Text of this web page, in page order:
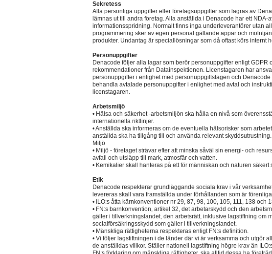
Sekretess
Alla personliga uppgifter eller företagsuppgifter som lagras av
lämnas ut till andra företag. Alla anställda i Denacode har ett NDA-
informationsspridning. Normalt finns inga underleverantörer utan
programmering sker av egen personal gällande appar och
produkter. Undantag är speciallösningar som då oftast körs internt
Personuppgifter
Denacode följer alla lagar som berör personuppgifter enligt GDPR
rekommendationer från Datainspektionen. Licenstagaren har
personuppgifter i enlighet med personuppgiftslagen och Denacode
behandla avtalade personuppgifter i enlighet med avtal och
licenstagaren.
Arbetsmiljö
• Hälsa och säkerhet -arbetsmiljön ska hålla en nivå som
internationella riktlinjer.
• Anställda ska informeras om de eventuella hälsorisker som
anställda ska ha tillgång till och använda relevant skyddsutrustning.
Miljö
• Miljö - företaget strävar efter att minska såväl sin energi- och
avfall och utsläpp till mark, atmosfär och vatten.
• Kemikalier skall hanteras på ett för människan och naturen säkert
Etik
Denacode respekterar grundläggande sociala krav i vår
levereras skall vara framställda under förhållanden som är
• ILO:s åtta kärnkonventioner nr 29, 87, 98, 100, 105, 111, 138 och
• FN:s barnkonvention, artikel 32, det arbetarskydd och den
gäller i tillverkningslandet, den arbetsrätt, inklusive lagstiftning om
socialförsäkringsskydd som gäller i tillverkningslandet.
• Mänskliga rättigheterna respekteras enligt FN:s definition.
• Vi följer lagstiftningen i de länder där vi är verksamma och utgör
de anställdas villkor. Ställer nationell lagstiftning högre krav än